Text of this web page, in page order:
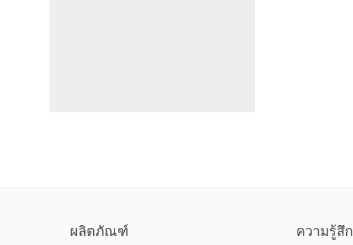
ผลิตภัณฑ์ ความรู้สึก